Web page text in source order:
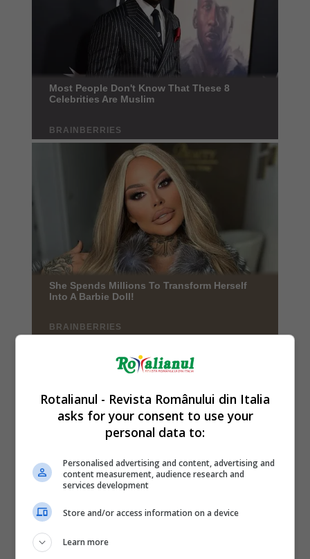
Rotalianul - Revista Românului din Italia
asks for your consent to use your
personal data to:
Personalised advertising and content, advertising and
content measurement, audience research and
services development
Store and/or access information on a device
Learn more